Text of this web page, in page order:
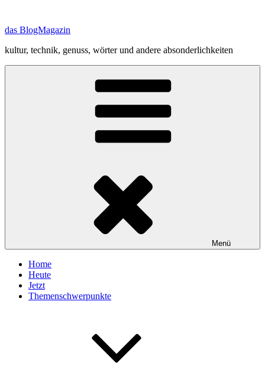
springen
das BlogMagazin
kultur, technik, genuss, wörter und andere absonderlichkeiten
Menü
Home
Heute
Jetzt
Themenschwerpunkte